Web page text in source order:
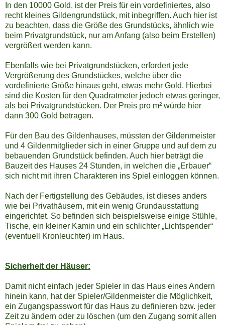
In den 10000 Gold, ist der Preis für ein vordefiniertes, also
recht kleines Gildengrundstück, mit inbegriffen. Auch hier ist
zu beachten, dass die Größe des Grundstücks, ähnlich wie
beim Privatgrundstück, nur am Anfang (also beim Erstellen)
vergrößert werden kann.
Ebenfalls wie bei Privatgrundstücken, erfordert jede
Vergrößerung des Grundstückes, welche über die
vordefinierte Größe hinaus geht, etwas mehr Gold. Hierbei
sind die Kosten für den Quadratmeter jedoch etwas geringer,
als bei Privatgrundstücken. Der Preis pro m² würde hier
dann 300 Gold betragen.
Für den Bau des Gildenhauses, müssten der Gildenmeister
und 4 Gildenmitglieder sich in einer Gruppe und auf dem zu
bebauenden Grundstück befinden. Auch hier beträgt die
Bauzeit des Hauses 24 Stunden, in welchen die „Erbauer“
sich nicht mit ihren Charakteren ins Spiel einloggen können.
Nach der Fertigstellung des Gebäudes, ist dieses anders
wie bei Privathäusern, mit ein wenig Grundausstattung
eingerichtet. So befinden sich beispielsweise einige Stühle,
Tische, ein kleiner Kamin und ein schlichter „Lichtspender“
(eventuell Kronleuchter) im Haus.
Sicherheit der Häuser:
Damit nicht einfach jeder Spieler in das Haus eines Andern
hinein kann, hat der Spieler/Gildenmeister die Möglichkeit,
ein Zugangspasswort für das Haus zu definieren bzw. jeder
Zeit zu ändern oder zu löschen (um den Zugang somit allen